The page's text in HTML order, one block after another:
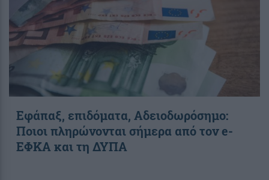
Εφάπαξ, επιδόματα, Αδειοδωρόσημο:
Ποιοι πληρώνονται σήμερα από τον e-
ΕΦΚΑ και τη ΔΥΠΑ